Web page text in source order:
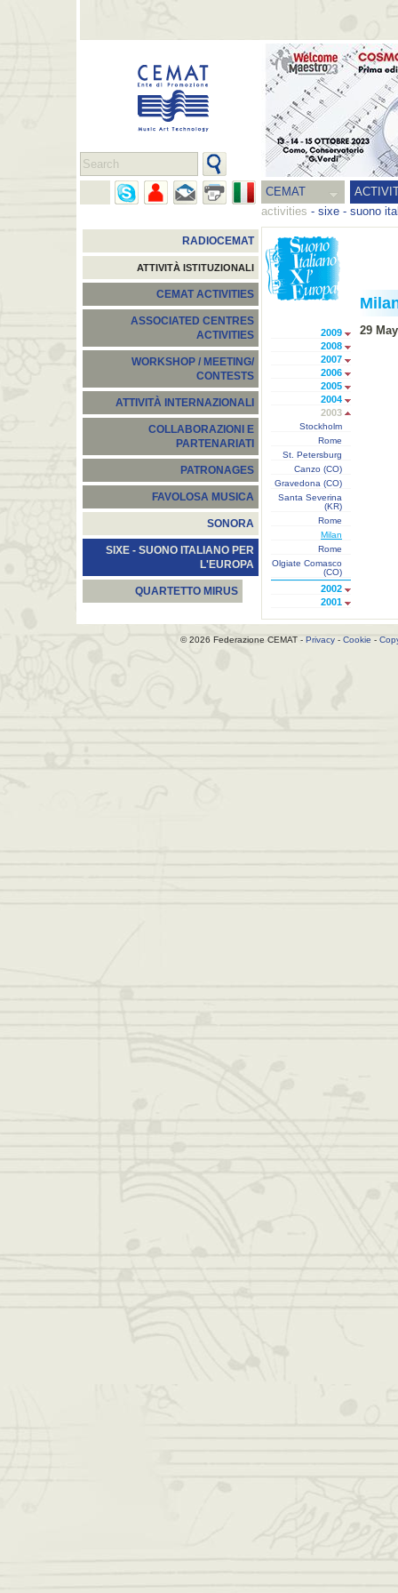
CEMAT
activities - sixe - suono
RADIOCEMAT
ATTIVITÀ ISTITUZIONALI
CEMAT ACTIVITIES
ASSOCIATED CENTRES
ACTIVITIES
WORKSHOP / MEETING/
CONTESTS
ATTIVITÀ INTERNAZIONALI
COLLABORAZIONI E
PARTENARIATI
PATRONAGES
FAVOLOSA MUSICA
SONORA
SIXE - SUONO ITALIANO PER
L'EUROPA
QUARTETTO MIRUS
2009
2008
2007
2006
2005
2004
2003
Stockholm
Rome
St. Petersburg
Canzo (CO)
Gravedona (CO)
Santa Severina
(KR)
Rome
Milan
Rome
Olgiate Comasco
(CO)
2002
2001
29
© 2026 Federazione CEMAT - Privacy - Cookie -